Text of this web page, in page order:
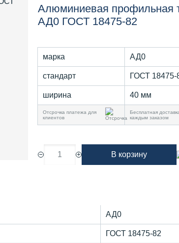
Алюминиевая профильная
АД0 ГОСТ 18475-82
марка АД0
стандарт ГОСТ 18475-
ширина 40 мм
Отсрочка платежа для
клиентов
Бесплатная
каждым заказом
1 В корзину
АД0
ГОСТ 18475-82